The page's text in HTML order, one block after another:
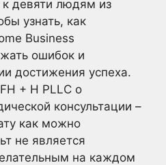
девяти людям из
узнать, как
Business
ошибок и
достижения успеха.
+ H PLLC о
консультации –
как можно
не является
на каждом